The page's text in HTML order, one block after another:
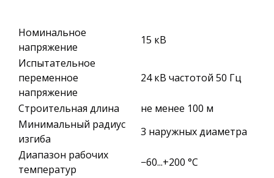
Номинальное
напряжение
15 кВ
Испытательное
переменное
напряжение
24 кВ частотой 50 Гц
Строительная длина
не менее 100 м
Минимальный радиус
изгиба
3 наружных диаметра
Диапазон рабочих
температур
−60...+200 °C